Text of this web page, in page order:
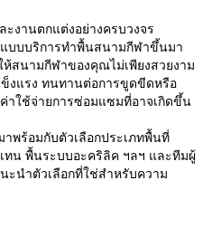
งานตกแต่งอย่างครบวงจร
บบบริการทำพื้นสนามกีฬาขึ้นมา
สนามกีฬาของคุณไม่เพียงสวยงาม
งแรง ทนทานต่อการขูดขีดหรือ
าใช้จ่ายการซ่อมแซมที่อาจเกิดขึ้น
พร้อมกับตัวเลือกประเภทพื้นที่
ทน พื้นระบบอะคริลิค ฯลฯ และทีมผู้
ะนำตัวเลือกที่ใช่สำหรับความ